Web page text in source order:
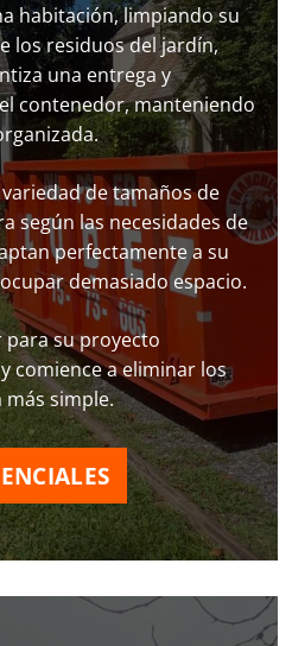
habitación, limpiando su
los residuos del jardín,
una entrega y
contenedor, manteniendo
de tamaños de
según las necesidades de
perfectamente a su
demasiado espacio.
para su proyecto
comience a eliminar los
más simple.